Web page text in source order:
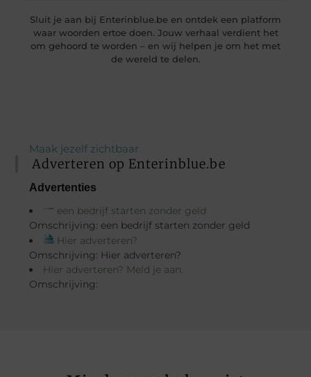
Sluit je aan bij Enterinblue.be en ontdek een platform
waar woorden ertoe doen. Jouw verhaal verdient het
om gehoord te worden – en wij helpen je om het met
de wereld te delen.
Maak jezelf zichtbaar
Adverteren op Enterinblue.be
Advertenties
een bedrijf starten zonder geld
Omschrijving: een bedrijf starten zonder geld
Hier adverteren?
Omschrijving: Hier adverteren?
Hier adverteren? Meld je aan.
Omschrijving: